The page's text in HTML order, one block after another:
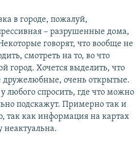
в городе, пожалуй,
– разрушенные дома,
говорят, что вообще не
смотреть на то, во что
город. Хочется выделить, что
дружелюбные, очень открытые.
любого спросить, где что можно
подскажут. Примерно так и
так как информация на картах
неактуальна.